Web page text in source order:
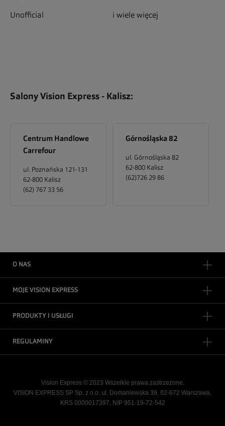
Unofficial i wiele więcej
Salony Vision Express - Kalisz:
Centrum Handlowe
Carrefour
ul. Poznańska 121-131
62-800 Kalisz
(62) 767 33 56
Górnośląska 82
ul. Górnośląska 82
62-800 Kalisz
(62)726 29 86